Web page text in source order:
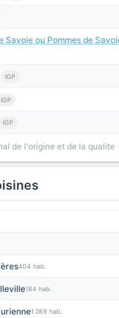
Savoie ou Pommes de
IGP
IGP
IGP
de l'origine et de la qualite
404 hab.
184 hab.
1 289 hab.